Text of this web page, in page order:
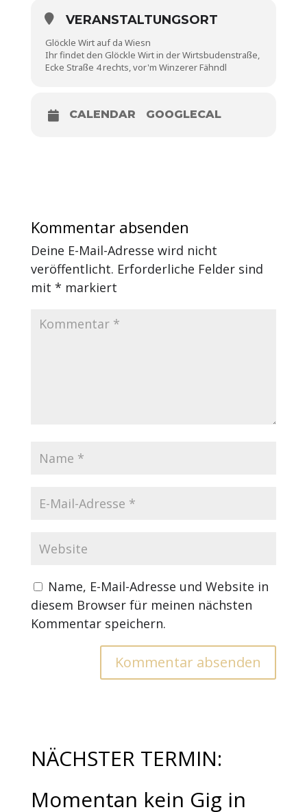
VERANSTALTUNGSORT
Glöckle Wirt auf da Wiesn
Ihr findet den Glöckle Wirt in der Wirtsbudenstraße,
Ecke Straße 4 rechts, vor'm Winzerer Fähndl
CALENDAR GOOGLECAL
Kommentar absenden
Deine E-Mail-Adresse wird nicht
veröffentlicht. Erforderliche Felder sind
mit * markiert
Name, E-Mail-Adresse und Website in
diesem Browser für meinen nächsten
Kommentar speichern.
NÄCHSTER TERMIN:
Momentan kein Gig in